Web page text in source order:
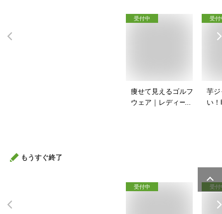
受付中
痩せて見えるゴルフ
ウェア｜レディース
受付
芋ジ
い
もうすぐ終了
受付中 受付